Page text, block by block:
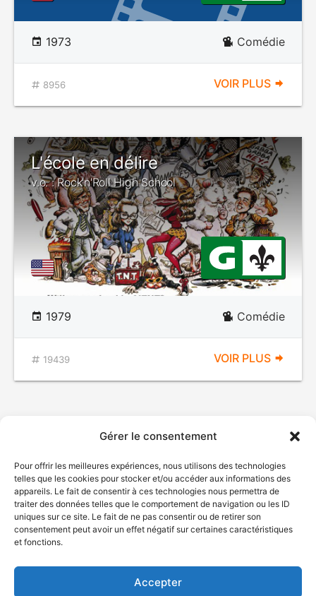
Gérer le consentement
Pour offrir les meilleures expériences, nous utilisons des technologies
telles que les cookies pour stocker et/ou accéder aux informations des
appareils. Le fait de consentir à ces technologies nous permettra de
traiter des données telles que le comportement de navigation ou les ID
uniques sur ce site. Le fait de ne pas consentir ou de retirer son
consentement peut avoir un effet négatif sur certaines caractéristiques
et fonctions.
Accepter
1973 Comédie
8956 VOIR PLUS
L'école en délire
v.o. : Rock'n'Roll High School
1979 Comédie
19439 VOIR PLUS
© Gouvernement du Québec, 2026
Plan du site
Accessibilité